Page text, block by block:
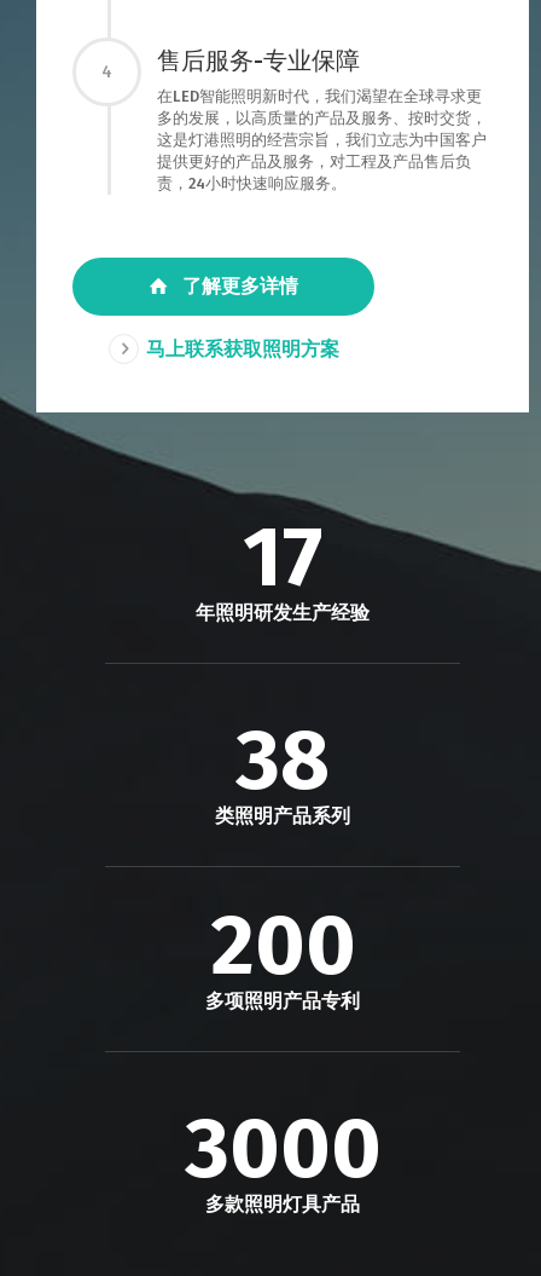
4 售后服务-专业保障
在LED智能照明新时代，我们渴望在全球寻求更
多的发展，以高质量的产品及服务、按时交货，
这是灯港照明的经营宗旨，我们立志为中国客户
提供更好的产品及服务，对工程及产品售后负
责，24小时快速响应服务。
了解更多详情
马上联系获取照明方案
17
年照明研发生产经验
38
类照明产品系列
200
多项照明产品专利
3000
多款照明灯具产品